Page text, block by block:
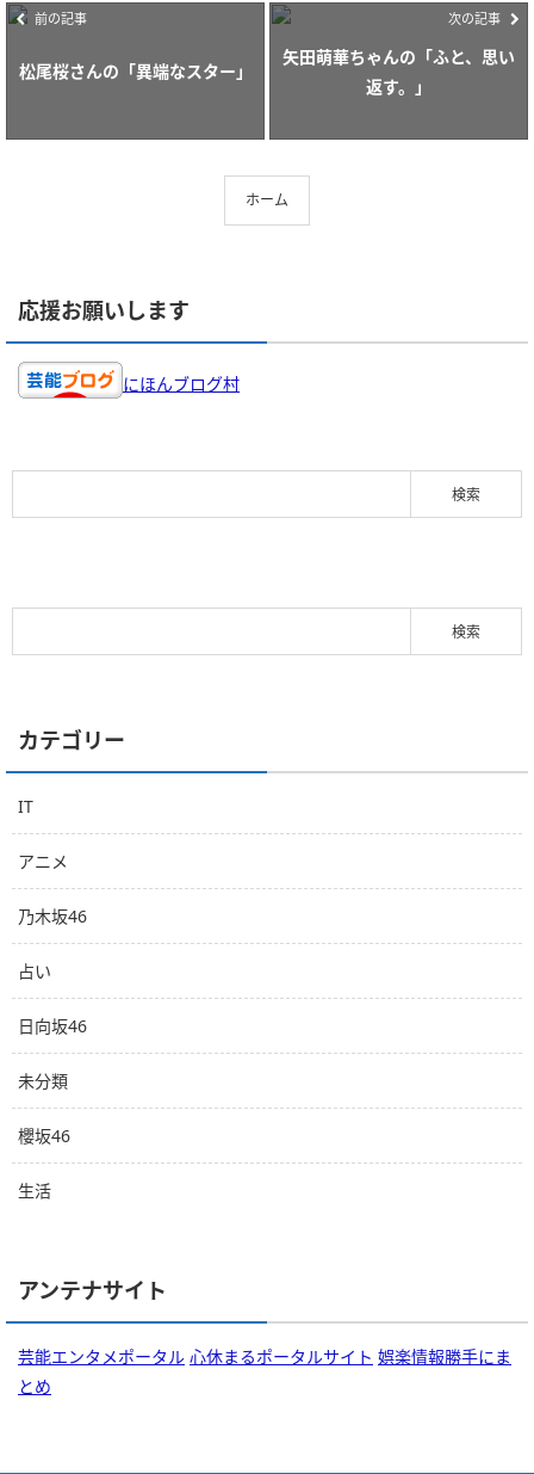
前の記事
松尾桜さんの「異端なスター」
次の記事
矢田萌華ちゃんの「ふと、思い
返す。」
ホーム
応援お願いします
にほんブログ村
カテゴリー
IT
アニメ
乃木坂46
占い
日向坂46
未分類
櫻坂46
生活
アンテナサイト
芸能エンタメポータル 心休まるポータルサイト 娯楽情報勝手にま
とめ